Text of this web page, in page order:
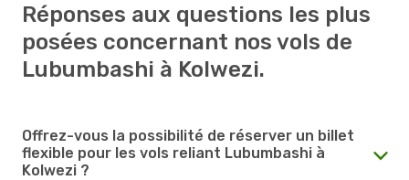
Réponses aux questions les plus
posées concernant nos vols de
Lubumbashi à Kolwezi.
Offrez-vous la possibilité de réserver un billet
flexible pour les vols reliant Lubumbashi à
Kolwezi ?